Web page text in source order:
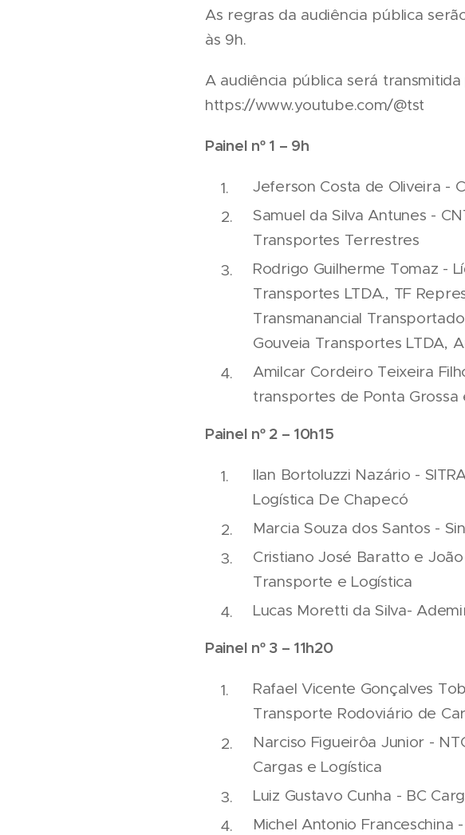
As regras da audiência pública
às 9h.
A audiência pública será
https://www.youtube.com/@tst
Painel nº 1 – 9h
Jeferson Costa de Oliveira -
Samuel da Silva Antunes -
Transportes Terrestres
Rodrigo Guilherme Tomaz -
Transportes LTDA., TF
Transmanancial
Gouveia Transportes LTDA,
Amilcar Cordeiro Teixeira
transportes de Ponta Grossa
Painel nº 2 – 10h15
Ilan Bortoluzzi Nazário -
Logística De Chapecó
Marcia Souza dos Santos -
Cristiano José Baratto e
Transporte e Logística
Lucas Moretti da Silva-
Painel nº 3 – 11h20
Rafael Vicente Gonçalves
Transporte Rodoviário de
Narciso Figueirôa Junior -
Cargas e Logística
Luiz Gustavo Cunha - BC
Michel Antonio Franceschina